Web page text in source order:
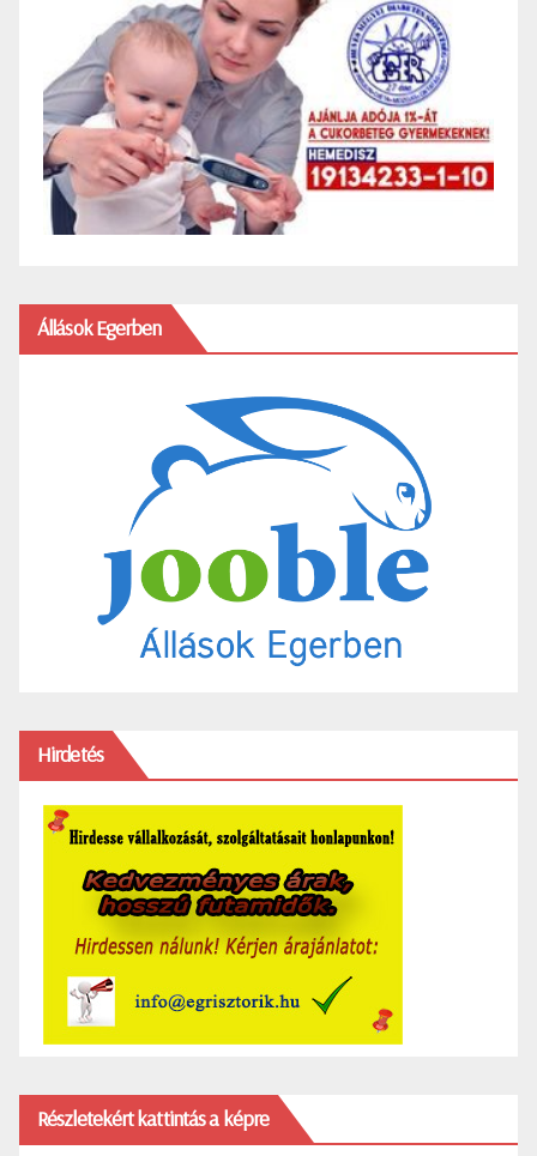
Állások Egerben
Hirdetés
Részletekért kattintás a képre